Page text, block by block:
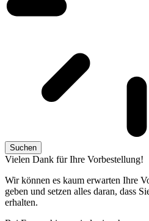
Suchen
Vielen Dank für Ihre Vorbestellung!
Wir können es kaum erwarten Ihre
geben und setzen alles daran, dass
erhalten.